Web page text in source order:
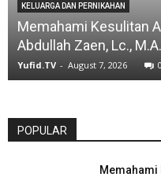
KELUARGA DAN PERNIKAHAN
Memahami Kesulitan
Abdullah Zaen, Lc., M.A.
Yufid.TV - August 7, 2026 0
POPULAR
Memahami